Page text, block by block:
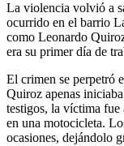
La violencia volvió a
ocurrido en el barrio
como Leonardo
era su primer día de
El crimen se perpetró
Quiroz apenas
testigos, la víctima fue
en una motocicleta.
ocasiones, dejándolo